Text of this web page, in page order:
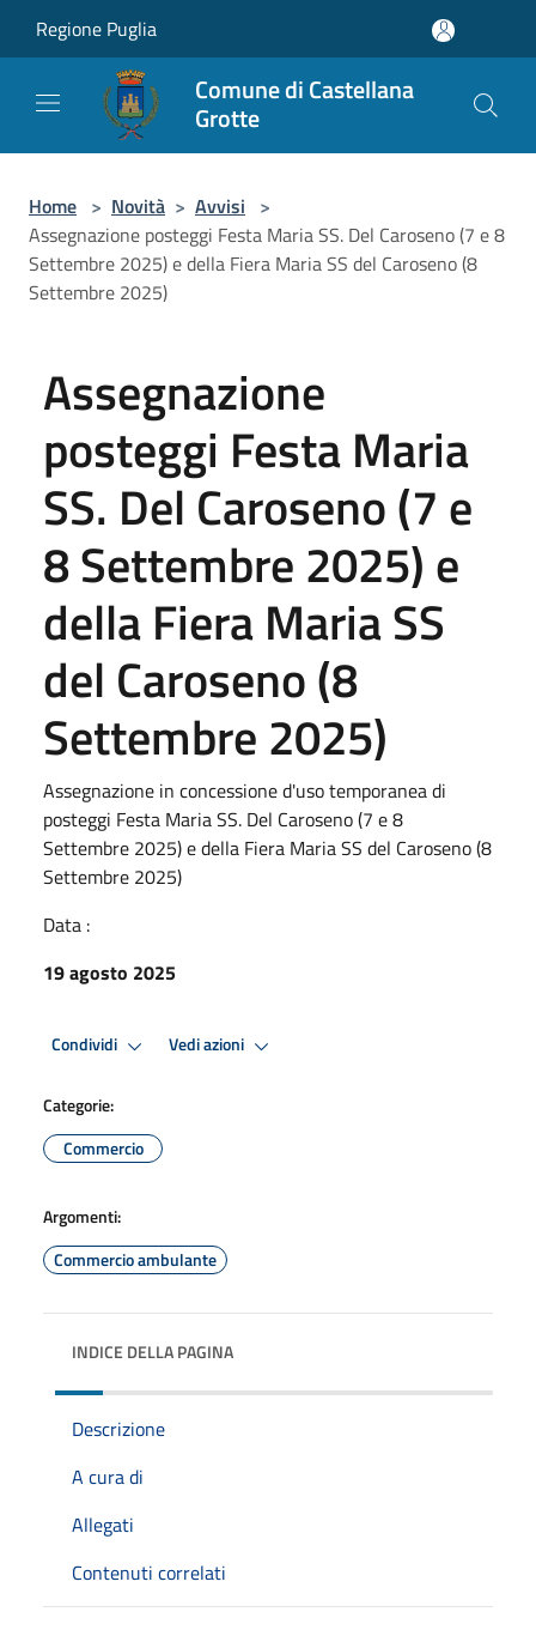
Regione Puglia
Comune di Castellana
Grotte
Home > Novità > Avvisi >
Assegnazione posteggi Festa Maria SS. Del Caroseno (7 e 8
Settembre 2025) e della Fiera Maria SS del Caroseno (8
Settembre 2025)
Assegnazione
posteggi Festa Maria
SS. Del Caroseno (7 e
8 Settembre 2025) e
della Fiera Maria SS
del Caroseno (8
Settembre 2025)
Assegnazione in concessione d'uso temporanea di
posteggi Festa Maria SS. Del Caroseno (7 e 8
Settembre 2025) e della Fiera Maria SS del Caroseno (8
Settembre 2025)
Data :
19 agosto 2025
Condividi Vedi azioni
Categorie:
Commercio
Argomenti:
Commercio ambulante
INDICE DELLA PAGINA
Descrizione
A cura di
Allegati
Contenuti correlati